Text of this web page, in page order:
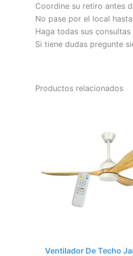
Coordine su retiro antes
No pase por el local
Haga todas sus
Si tiene dudas pregunte
Productos relacionados
Ventilador De Techo